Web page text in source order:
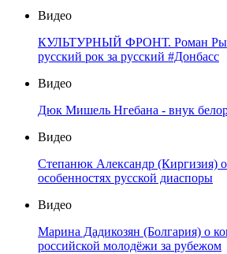
Видео
КУЛЬТУРНЫЙ ФРОНТ. Роман
русский рок за русский #Донбасс
Видео
Дюк Мишель Нгебана - внук
Видео
Степанюк Александр (Киргизия)
особенностях русской диаспоры
Видео
Марина Дадикозян (Болгария) о
российской молодёжи за рубежом